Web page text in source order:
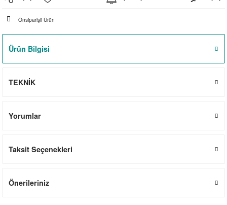
Anahtarlar
Anahtarlar
Önsiparişli Ürün
Ürün Bilgisi
TEKNİK
Yorumlar
Taksit Seçenekleri
Önerileriniz